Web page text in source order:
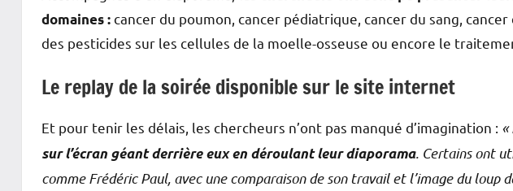
domaines :cancer du poumon, cancer pédiatrique, cancer du sang,
des pesticides sur les cellules de la moelle-osseuse ou encore le
Le replay de la soirée disponible sur le site internet
Et pour tenir les délais, les chercheurs n’ont pas manqué d’imagination : «
sur l’écran géant derrière eux en déroulant leur diaporama. Certains ont
comme Frédéric Paul, avec une comparaison de son travail et l’image du loup